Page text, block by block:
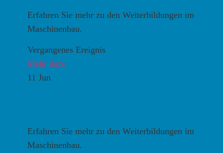
Erfahren Sie mehr zu den Weiterbildungen im
Maschinenbau.
Vergangenes Ereignis
Mehr dazu
11 Jun
Erfahren Sie mehr zu den Weiterbildungen im
Maschinenbau.